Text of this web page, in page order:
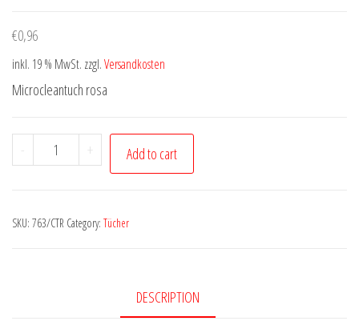
€0,96
inkl. 19 % MwSt. zzgl.Versandkosten
Microcleantuch rosa
-
Microcleantuch
Circular
Stück
+ Add to cart
SKU: 763/CTR Category: Tücher
DESCRIPTION